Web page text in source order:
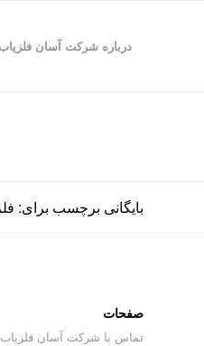
درباره شرکت آسان فلزیاب
بایگانی برچسب برای:
صفحات
تماس با شرکت آسان فلزیاب